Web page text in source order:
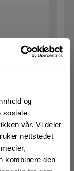
og
sosiale
vår. Vi deler
nettstedet
kombinere den